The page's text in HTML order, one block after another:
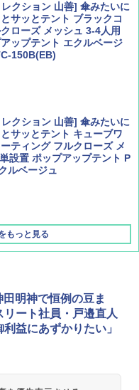
イン）2026年9月号【特
周年を祝して！
図・統計・移動から読み
新書)
クション 山善] 傘みたいに
サッとテント ブラックコ
ローズ メッシュ 3-4人用
ップテント エクルベージ
150B(EB)
クション 山善] 傘みたいに
サッとテント キューブワ
ティング フルクローズ メ
設置 ポップアップテント P
ルベージュ
もっと見る
ンレス保冷剤 2個セット 2
急速冷凍 空間倍増 衛生的
長持ち
明神で恒例の豆ま
リート社員・戸邉直人
益にあずかりたい」